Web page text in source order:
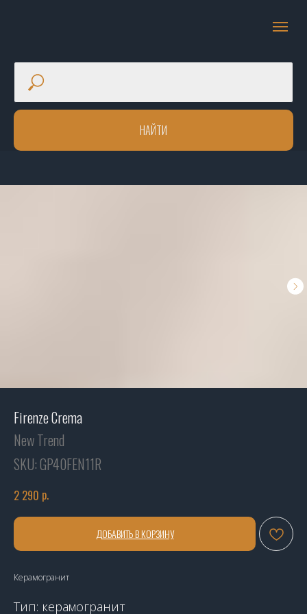
НАЙТИ
Firenze Crema
New Trend
SKU:GP40FEN11R
2 290 р.
ДОБАВИТЬ В КОРЗИНУ
Керамогранит
Тип: керамогранит